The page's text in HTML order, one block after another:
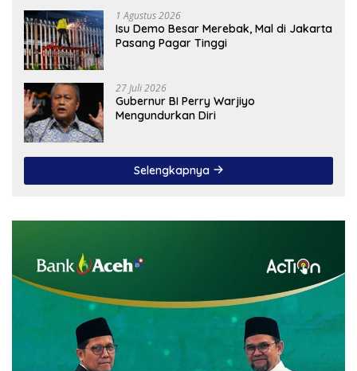
1 Agustus 2026
Isu Demo Besar Merebak, Mal di Jakarta
Pasang Pagar Tinggi
27 Juli 2026
Gubernur BI Perry Warjiyo
Mengundurkan Diri
Selengkapnya